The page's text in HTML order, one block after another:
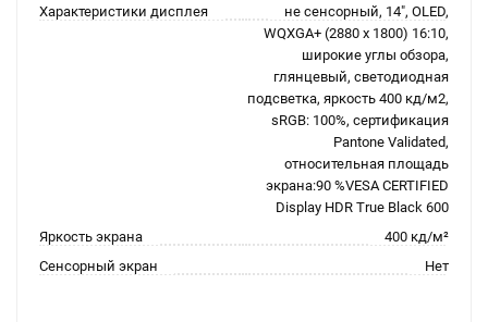
Характеристики дисплея
не сенсорный, 14", OLED,
WQXGA+ (2880 x 1800) 16:10,
широкие углы обзора,
глянцевый, светодиодная
подсветка, яркость 400 кд/м2,
sRGB: 100%, сертификация
Pantone Validated,
относительная площадь
экрана:90 %VESA CERTIFIED
Display HDR True Black 600
Яркость экрана
400 кд/м²
Сенсорный экран
Нет